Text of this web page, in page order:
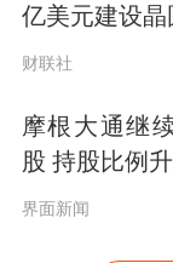
权，以及
作日志（
iPhone 16
Max，对
亿美元建设
财联社
摩根大通继
股 持股比例
界面新闻